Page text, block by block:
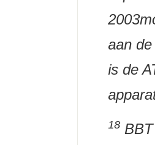
aan
is de
18